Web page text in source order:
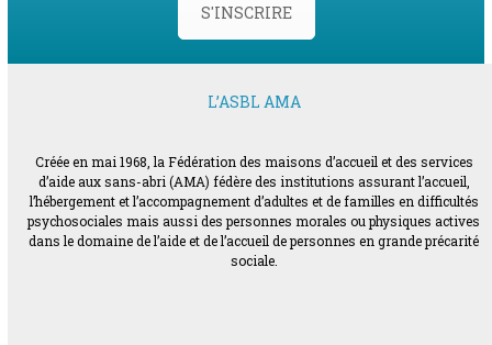
S'INSCRIRE
L’ASBL AMA
Créée en mai 1968, la Fédération des maisons d’accueil et des services
d’aide aux sans-abri (AMA) fédère des institutions assurant l’accueil,
l’hébergement et l’accompagnement d’adultes et de familles en difficultés
psychosociales mais aussi des personnes morales ou physiques actives
dans le domaine de l’aide et de l’accueil de personnes en grande précarité
sociale.